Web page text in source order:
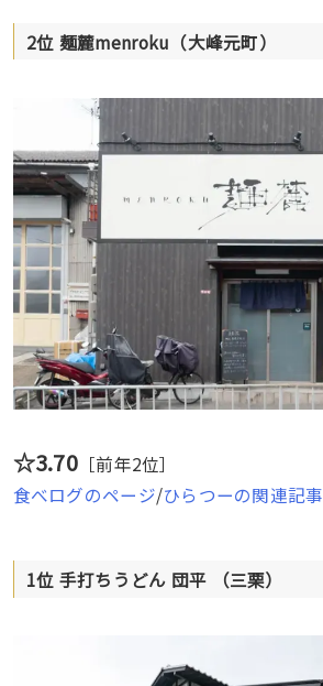
2位 麺麓menroku（大峰元町）
☆3.70 ［前年2位］
食べログのページ/ひらつーの関連記事
1位 手打ちうどん 団平 （三栗）